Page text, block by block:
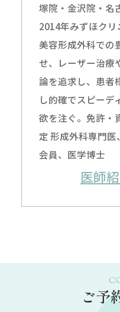
塚院・金沢院・名
2014年みずほクリ
美容形成外科での
せ、レーザー治療
論を追求し、患者
し的確でスピーデ
欲を注ぐ。免許・
定 形成外科専門
会員、医学博士
医師
ご予